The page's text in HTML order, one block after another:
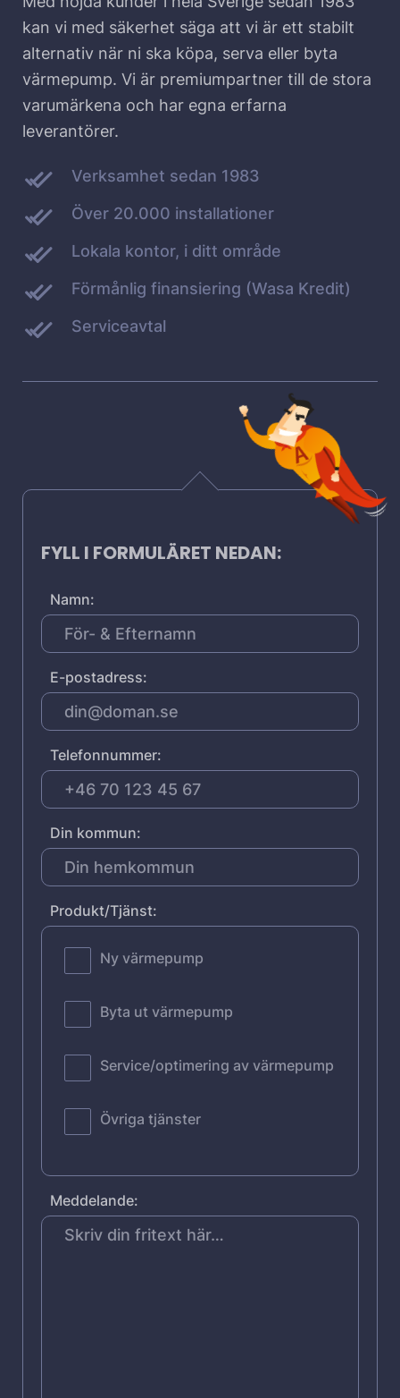
kan vi med säkerhet säga att vi är ett stabilt
alternativ när ni ska köpa, serva eller byta
värmepump. Vi är premiumpartner till de stora
varumärkena och har egna erfarna
leverantörer.
Verksamhet sedan 1983
Över 20.000 installationer
Lokala kontor, i ditt område
Förmånlig finansiering (Wasa Kredit)
Serviceavtal
FYLL I FORMULÄRET NEDAN:
Namn:
E-postadress:
Telefonnummer:
Din kommun:
Produkt/Tjänst:
Ny värmepump
Byta ut värmepump
Service/optimering av värmepump
Övriga tjänster
Meddelande: